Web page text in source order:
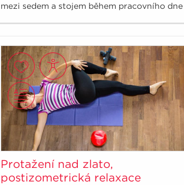
mezi sedem a stojem během pracovního dne
Protažení nad zlato,
postizometrická relaxace